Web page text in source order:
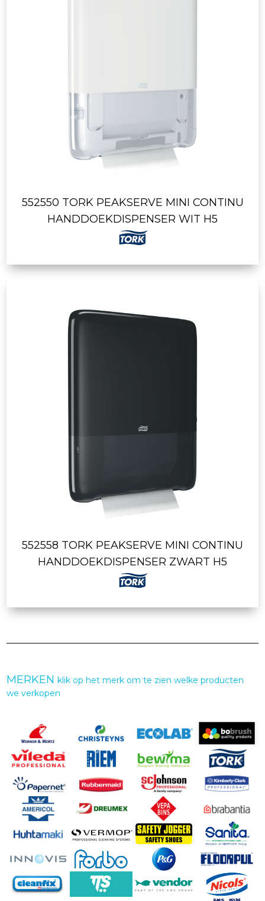
552550 TORK PEAKSERVE MINI CONTINU
HANDDOEKDISPENSER WIT H5
552558 TORK PEAKSERVE MINI CONTINU
HANDDOEKDISPENSER ZWART H5
MERKENklik op het merk om te zien welke producten
we verkopen